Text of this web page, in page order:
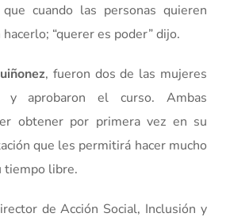
cuando las personas quieren
“querer es poder” dijo.
, fueron dos de las mujeres
y aprobaron el curso. Ambas
obtener por primera vez en su
que les permitirá hacer mucho
tiempo libre.
de Acción Social, Inclusión y